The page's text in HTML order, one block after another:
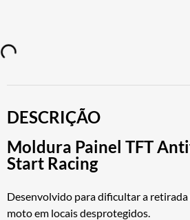
DESCRIÇÃO
Moldura Painel TFT
Start Racing
Desenvolvido para dificultar a retirada
moto em locais desprotegidos.